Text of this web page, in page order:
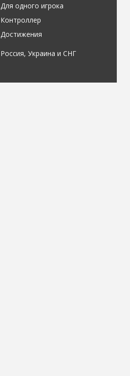
Для одного игрока
Контроллер
Достижения
Россия, Украина и СНГ